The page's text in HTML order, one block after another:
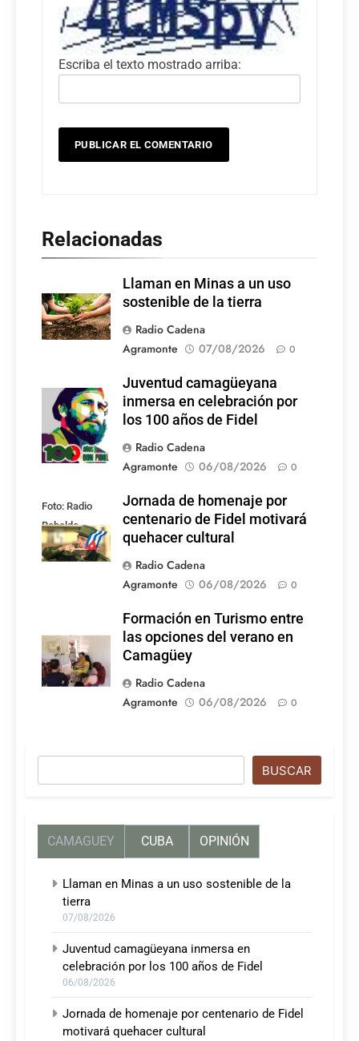
Escriba el texto mostrado arriba:
Relacionadas
Llaman en Minas a un uso
sostenible de la tierra
Radio Cadena
Agramonte
07/08/2026 0
Foto: Internet
Juventud camagüeyana
inmersa en celebración por
los 100 años de Fidel
Radio Cadena
Agramonte
06/08/2026 0
Foto: Radio
Rebelde
Jornada de homenaje por
centenario de Fidel motivará
quehacer cultural
Radio Cadena
Agramonte
06/08/2026 0
Formación en Turismo entre
las opciones del verano en
Camagüey
Radio Cadena
Agramonte
06/08/2026 0
BUSCAR
CAMAGUEY CUBA OPINIÓN
Llaman en Minas a un uso sostenible de la
tierra
07/08/2026
Juventud camagüeyana inmersa en
celebración por los 100 años de Fidel
06/08/2026
Jornada de homenaje por centenario de Fidel
motivará quehacer cultural